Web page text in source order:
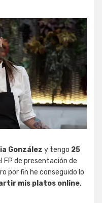
González y tengo 25
FP de presentación de
por fin he conseguido lo
mis platos online.